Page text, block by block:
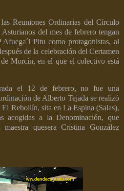
Reuniones Ordinarias del Círculo
del mes de febrero tengan
Pitu como protagonistas, al
de la celebración del Certamen
Morcín, en el que el colectivo está
el 12 de febrero, no fue una
de Alberto Tejada se realizó
El Rebollín, sita en La Espina (Salas),
acogidas a la Denominación, que
quesera Cristina González